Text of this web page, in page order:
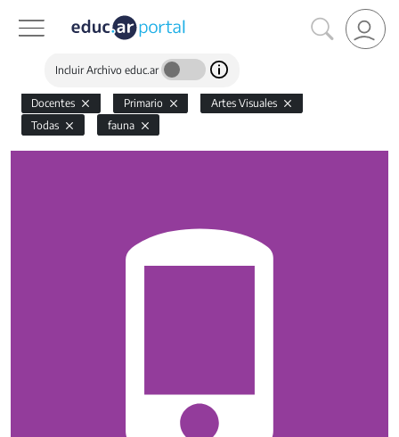
Incluir Archivo educ.ar
Docentes Primario
Artes Visuales
Todas
fauna